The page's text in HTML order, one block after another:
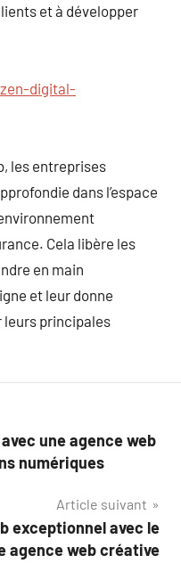
et à développer
digital-
les entreprises
dans l’espace
Cela libère les
en main
et leur donne
leurs principales
une agence web
numériques
Article suivant
exceptionnel avec le
agence web créative